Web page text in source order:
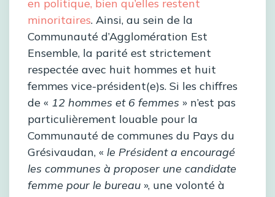
en politique, bien qu’elles restent
minoritaires. Ainsi, au sein de la
Communauté d’Agglomération Est
Ensemble, la parité est strictement
respectée avec huit hommes et huit
femmes vice-président(e)s. Si les chiffres
de « 12 hommes et 6 femmes » n’est pas
particulièrement louable pour la
Communauté de communes du Pays du
Grésivaudan, « le Président a encouragé
les communes à proposer une candidate
femme pour le bureau », une volonté à